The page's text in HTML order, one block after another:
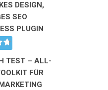
DESIGN,
SEO
PLUGIN
TEST – ALL-
FÜR